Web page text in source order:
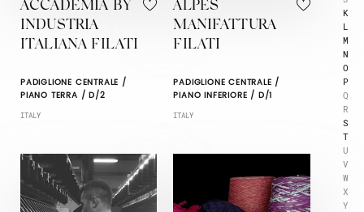
K
L
M
N
O
P
Q
R
S
T
U
V
W
X
Y
ACCADEMIA BY
INDUSTRIA
ITALIANA FILATI
PADIGLIONE CENTRALE /
PIANO TERRA / D/2
ITALY
ALPES
MANIFATTURA
FILATI
PADIGLIONE CENTRALE /
PIANO INFERIORE / D/1
ITALY